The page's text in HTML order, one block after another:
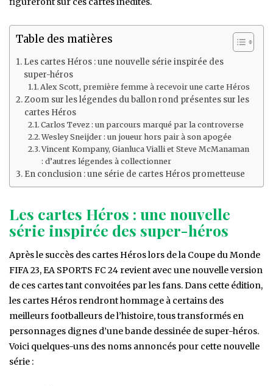
Table des matières
Les cartes Héros : une nouvelle série inspirée des
super-héros
Alex Scott, première femme à recevoir une carte Héros
Zoom sur les légendes du ballon rond présentes sur les
cartes Héros
Carlos Tevez : un parcours marqué par la controverse
Wesley Sneijder : un joueur hors pair à son apogée
Vincent Kompany, Gianluca Vialli et Steve McManaman
: d’autres légendes à collectionner
En conclusion : une série de cartes Héros prometteuse
Les cartes Héros : une nouvelle
série inspirée des super-héros
Après le succès des cartes Héros lors de la Coupe du Monde
FIFA 23, EA SPORTS FC 24 revient avec une nouvelle version
de ces cartes tant convoitées par les fans. Dans cette édition,
les cartes Héros rendront hommage à certains des
meilleurs footballeurs de l’histoire, tous transformés en
personnages dignes d’une bande dessinée de super-héros.
Voici quelques-uns des noms annoncés pour cette nouvelle
série :